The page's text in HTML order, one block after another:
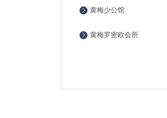
黄梅少公馆
黄梅罗密欧会所